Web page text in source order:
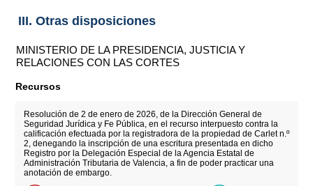
III. Otras disposiciones
MINISTERIO DE LA PRESIDENCIA, JUSTICIA Y
RELACIONES CON LAS CORTES
Recursos
Resolución de 2 de enero de 2026, de la Dirección General de
Seguridad Jurídica y Fe Pública, en el recurso interpuesto contra la
calificación efectuada por la registradora de la propiedad de Carlet n.º
2, denegando la inscripción de una escritura presentada en dicho
Registro por la Delegación Especial de la Agencia Estatal de
Administración Tributaria de Valencia, a fin de poder practicar una
anotación de embargo.